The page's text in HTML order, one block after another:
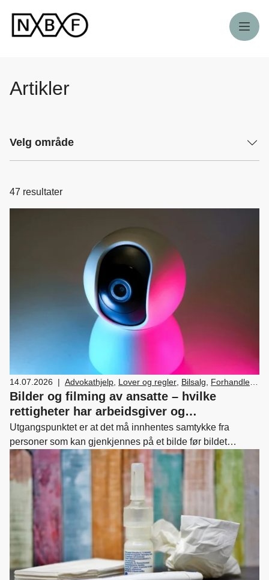
Meny
Artikler
Velg område
47 resultater
14.07.2026 | Advokathjelp Lover og regler Bilsalg
Forhandler
og servicemarkedsdrift,HR Ledelse og personal
Verksted, vedlikehold og reparasjon av bil
Bilder og filming av ansatte – hvilke
rettigheter har arbeidsgiver og
arbeidstaker?
Utgangspunktet er at det må innhentes samtykke fra
personer som kan gjenkjennes på et bilde før bildet
publiseres. Dette følger av åndsverkloven, som også
oppstiller enkelte unntak fra hovedregelen.